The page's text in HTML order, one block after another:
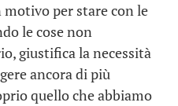
per stare con le
le cose non
giustifica la necessità
ancora di più
quello che abbiamo